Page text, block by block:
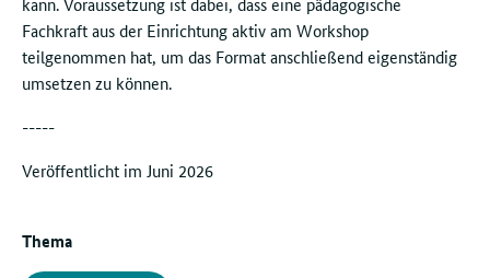
Fachkraft aus der Einrichtung aktiv am Workshop
teilgenommen hat, um das Format anschließend eigenständig
umsetzen zu können.
-----
Veröffentlicht im Juni 2026
Thema